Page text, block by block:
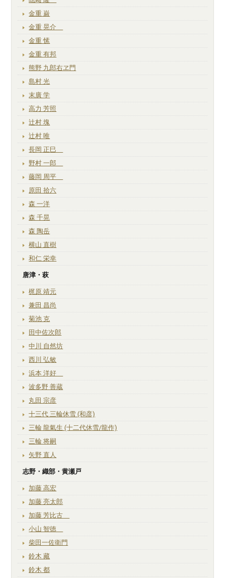
金重 巌
金重 晃介
金重 愫
金重 有邦
熊野 九郎右ヱ門
島村 光
末廣 学
高力 芳照
辻村 塊
辻村 唯
長岡 正巳
野村 一郎
藤岡 周平
原田 拾六
森 一洋
森 千晃
森 陶岳
横山 直樹
和仁 栄幸
唐津・萩
梶原 靖元
兼田 昌尚
菊池 克
田中佐次郎
中川 自然坊
西川 弘敏
浜本 洋好
波多野 善蔵
丸田 宗彦
十三代 三輪休雪 (和彦)
三輪 龍氣生 (十二代休雪/龍作)
三輪 将嗣
矢野 直人
志野・織部・黄瀬戸
加藤 高宏
加藤 亮太郎
加藤 芳比古
小山 智徳
柴田一佐衛門
鈴木 藏
鈴木 都